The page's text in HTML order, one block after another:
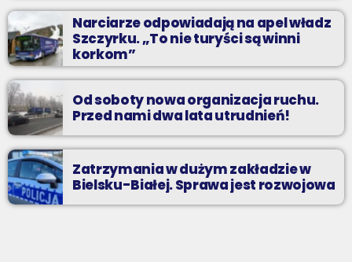
Narciarze odpowiadają na apel władz
Szczyrku. „To nie turyści są winni
korkom”
Od soboty nowa organizacja ruchu.
Przed nami dwa lata utrudnień!
Zatrzymania w dużym zakładzie w
Bielsku-Białej. Sprawa jest rozwojowa